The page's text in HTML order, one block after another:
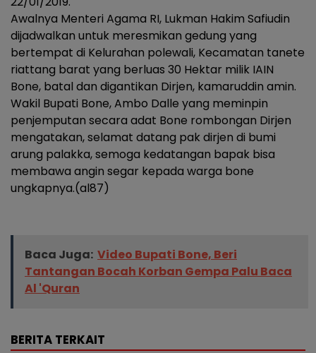
Awalnya Menteri Agama RI, Lukman Hakim Safiudin
dijadwalkan untuk meresmikan gedung yang
bertempat di Kelurahan polewali, Kecamatan tanete
riattang barat yang berluas 30 Hektar milik IAIN
Bone, batal dan digantikan Dirjen, kamaruddin amin.
Wakil Bupati Bone, Ambo Dalle yang meminpin
penjemputan secara adat Bone rombongan Dirjen
mengatakan, selamat datang pak dirjen di bumi
arung palakka, semoga kedatangan bapak bisa
membawa angin segar kepada warga bone
ungkapnya.(al87)
Baca Juga: Video Bupati Bone, Beri
Tantangan Bocah Korban Gempa Palu Baca
Al 'Quran
BERITA TERKAIT